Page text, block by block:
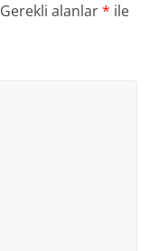
Gerekli alanlar* ile